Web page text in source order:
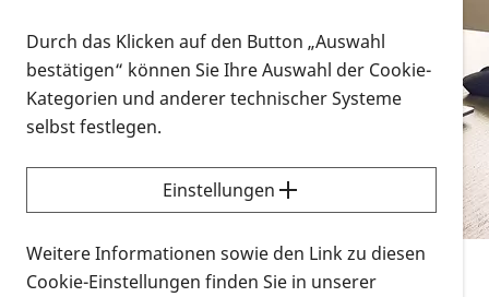
Vorlesen
Alle Infomaterialien in verschiedenen
Formaten an einem Ort
Sie möchten wissen, wie Sie nach Infonmaterial
suchen und dieses bestellen bzw. herunterladen
können? Schauen Sie sich dieErklärvideos zum
Thema Infomaterial auf der PRO RETINA-Website
für blinde und sehbehinderte Menschen an.
Durch das Klicken auf den Button „Auswahl
bestätigen“ können Sie Ihre Auswahl der Cookie-
Kategorien und anderer technischer Systeme
selbst festlegen.
Einstellungen
Weitere Informationen sowie den Link zu diesen
Cookie-Einstellungen finden Sie in unserer